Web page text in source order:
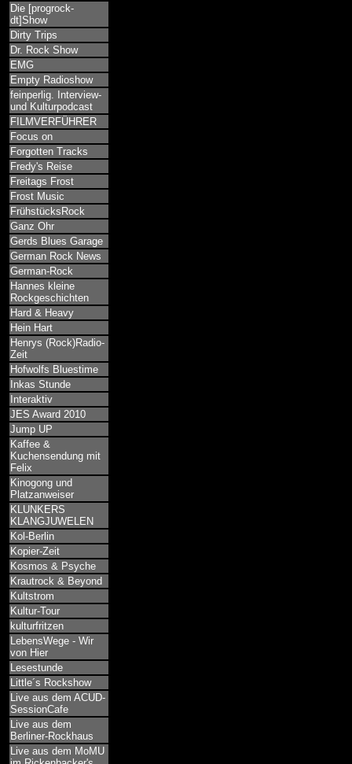
Die [progrock-
dt]Show
Dirty Trips
Dr. Rock Show
EMG
Empty Radioshow
feinperlig. Interview-
und Kulturpodcast
FILMVERFÜHRER
Focus on
Forgotten Tracks
Fredy's Reise
Freitags Frost
Frost Music
FrühstücksRock
Ganz Ohr
Gerds Blues Garage
German Rock News
German-Rock
Hannes kleine
Rockgeschichten
Hard & Heavy
Hein Hart
Henrys (Rock)Radio-
Zeit
Hofwolfs Bluestime
Inkas Stunde
Interaktiv
JES Award 2010
Jump UP
Kaffee &
Kuchensendung mit
Felix
Kinogong und
Platzanweiser
KLUNKERS
KLANGJUWELEN
Kol-Berlin
Kopier-Zeit
Kosmos & Psyche
Krautrock & Beyond
Kultstrom
Kultur-Tour
kulturfritzen
LebensWege - Wir
von Hier
Lesestunde
Little´s Rockshow
Live aus dem ACUD-
SessionCafe
Live aus dem
Berliner-Rockhaus
Live aus dem MoMU